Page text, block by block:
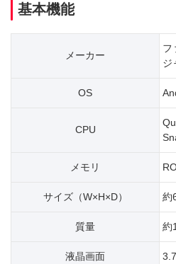
基本機能
メーカー
フ
ジ
OS
CPU
メモリ
サイズ（W×H×D） 約
質量 約
液晶画面